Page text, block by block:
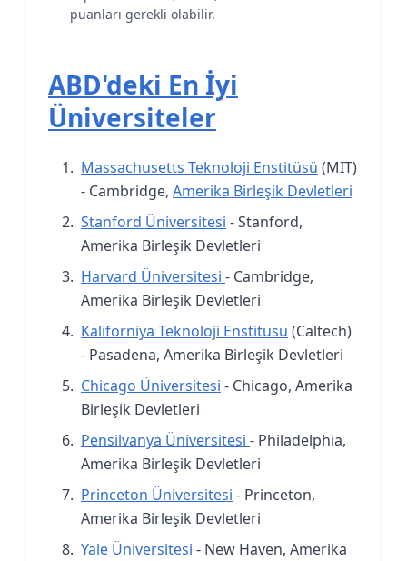
puanları gerekli olabilir.
ABD'deki En İyi
Üniversiteler
Massachusetts Teknoloji Enstitüsü (MIT)
- Cambridge, Amerika Birleşik Devletleri
Stanford Üniversitesi - Stanford,
Amerika Birleşik Devletleri
Harvard Üniversitesi - Cambridge,
Amerika Birleşik Devletleri
Kaliforniya Teknoloji Enstitüsü (Caltech)
- Pasadena, Amerika Birleşik Devletleri
Chicago Üniversitesi - Chicago, Amerika
Birleşik Devletleri
Pensilvanya Üniversitesi - Philadelphia,
Amerika Birleşik Devletleri
Princeton Üniversitesi - Princeton,
Amerika Birleşik Devletleri
Yale Üniversitesi - New Haven, Amerika